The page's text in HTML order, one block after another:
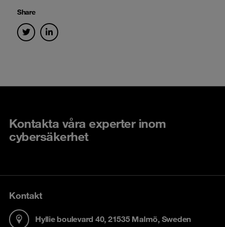
Share
Kontakta våra experter inom
cybersäkerhet
Kontakt
Hyllie boulevard 40, 21535 Malmö, Sweden